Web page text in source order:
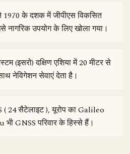
ने 1970 के दशक में जीपीएस विकसित
नागरिक उपयोग के लिए खोला गया।
(इसरो) दक्षिण एशिया में 20 मीटर से
नेविगेशन सेवाएं देता है।
24 सैटेलाइट ), यूरोप का Galileo
GNSS परिवार के हिस्से हैं।